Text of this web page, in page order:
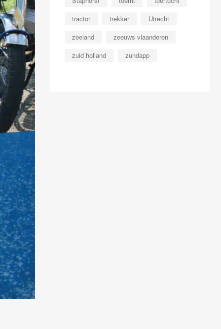
tractor
trekker
Utrecht
zeeland
zeeuws vlaanderen
zuid holland
zundapp